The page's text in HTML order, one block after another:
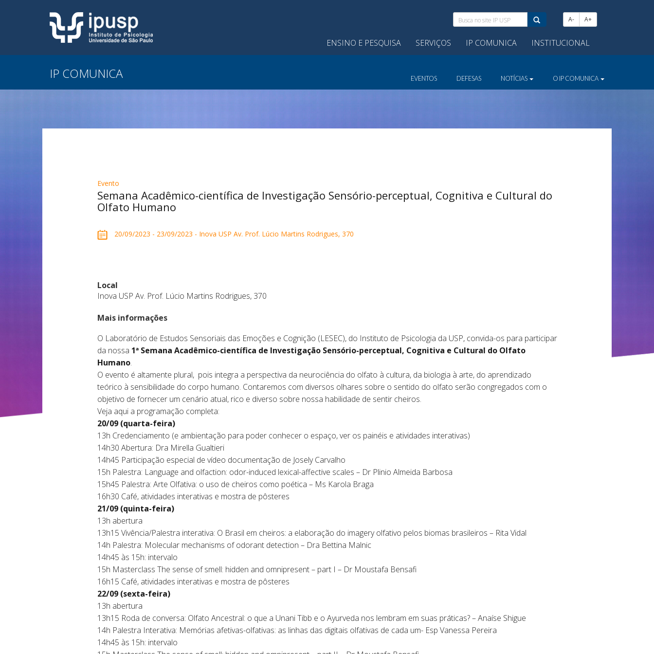
Busca
no
site
IP
A- A+
ENSINO E PESQUISA SERVIÇOS IP COMUNICA INSTITUCIONAL
IP COMUNICA EVENTOS DEFESAS NOTÍCIAS O IP COMUNICA
Evento
Semana Acadêmico-científica de Investigação Sensório-perceptual, Cognitiva e Cultural do
Olfato Humano
20/09/2023 - 23/09/2023 - Inova USP Av. Prof. Lúcio Martins Rodrigues, 370
Local
Inova USP Av. Prof. Lúcio Martins Rodrigues, 370
Mais informações
O Laboratório de Estudos Sensoriais das Emoções e Cognição (LESEC), do Instituto de Psicologia da USP, convida-os para participar
da nossa 1ª Semana Acadêmico-científica de Investigação Sensório-perceptual, Cognitiva e Cultural do Olfato
Humano.
O evento é altamente plural, pois integra a perspectiva da neurociência do olfato à cultura, da biologia à arte, do aprendizado
teórico à sensibilidade do corpo humano. Contaremos com diversos olhares sobre o sentido do olfato serão congregados com o
objetivo de fornecer um cenário atual, rico e diverso sobre nossa habilidade de sentir cheiros.
Veja aqui a programação completa:
20/09 (quarta-feira)
13h Credenciamento (e ambientação para poder conhecer o espaço, ver os painéis e atividades interativas)
14h30 Abertura: Dra Mirella Gualtieri
14h45 Participação especial de vídeo documentação de Josely Carvalho
15h Palestra: Language and olfaction: odor-induced lexical-affective scales – Dr Plinio Almeida Barbosa
15h45 Palestra: Arte Olfativa: o uso de cheiros como poética – Ms Karola Braga
16h30 Café, atividades interativas e mostra de pôsteres
21/09 (quinta-feira)
13h abertura
13h15 Vivência/Palestra interativa: O Brasil em cheiros: a elaboração do imagery olfativo pelos biomas brasileiros – Rita Vidal
14h Palestra: Molecular mechanisms of odorant detection – Dra Bettina Malnic
14h45 às 15h: intervalo
15h Masterclass The sense of smell: hidden and omnipresent – part I – Dr Moustafa Bensafi
16h15 Café, atividades interativas e mostra de pôsteres
22/09 (sexta-feira)
13h abertura
13h15 Roda de conversa: Olfato Ancestral: o que a Unani Tibb e o Ayurveda nos lembram em suas práticas? – Anaíse Shigue
14h Palestra Interativa: Memórias afetivas-olfativas: as linhas das digitais olfativas de cada um- Esp Vanessa Pereira
14h45 às 15h: intervalo